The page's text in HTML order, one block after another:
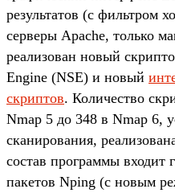
результатов (с фильтром
серверы Apache, только
реализован новый
Engine (NSE) и новый
скриптов. Количество
Nmap 5 до 348 в Nmap 6,
сканирования,
состав программы входит
пакетов Nping (с новым